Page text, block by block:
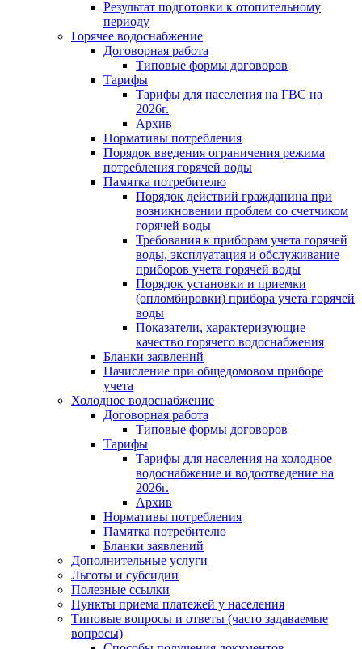
Результат подготовки к отопительному
периоду
Горячее водоснабжение
Договорная работа
Типовые формы договоров
Тарифы
Тарифы для населения на ГВС на
2026г.
Архив
Нормативы потребления
Порядок введения ограничения режима
потребления горячей воды
Памятка потребителю
Порядок действий гражданина при
возникновении проблем со счетчиком
горячей воды
Требования к приборам учета горячей
воды, эксплуатация и обслуживание
приборов учета горячей воды
Порядок установки и приемки
(опломбировки) прибора учета горячей
воды
Показатели, характеризующие
качество горячего водоснабжения
Бланки заявлений
Начисление при общедомовом приборе
учета
Холодное водоснабжение
Договорная работа
Типовые формы договоров
Тарифы
Тарифы для населения на холодное
водоснабжение и водоотведение на
2026г.
Архив
Нормативы потребления
Памятка потребителю
Бланки заявлений
Дополнительные услуги
Льготы и субсидии
Полезные ссылки
Пункты приема платежей у населения
Типовые вопросы и ответы (часто задаваемые
вопросы)